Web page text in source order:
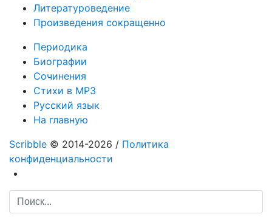
Литературоведение
Произведения сокращенно
Периодика
Биографии
Сочинения
Стихи в MP3
Русский язык
На главную
Scribble © 2014-2026 / Политика
конфиденциальности